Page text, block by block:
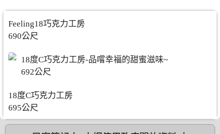
Feeling18巧克力工房
690公尺
18度C巧克力工房-品嚐幸福的甜蜜滋味~
692公尺
18度C巧克力工房
695公尺